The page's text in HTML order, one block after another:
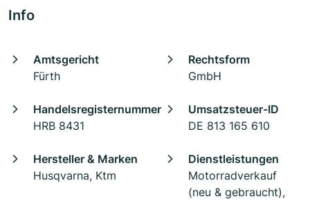
Info
Amtsgericht
Fürth
Rechtsform
GmbH
Handelsregisternummer
HRB 8431
Umsatzsteuer-ID
DE 813 165 610
Hersteller & Marken
Husqvarna, Ktm
Dienstleistungen
Motorradverkauf
(neu & gebraucht),